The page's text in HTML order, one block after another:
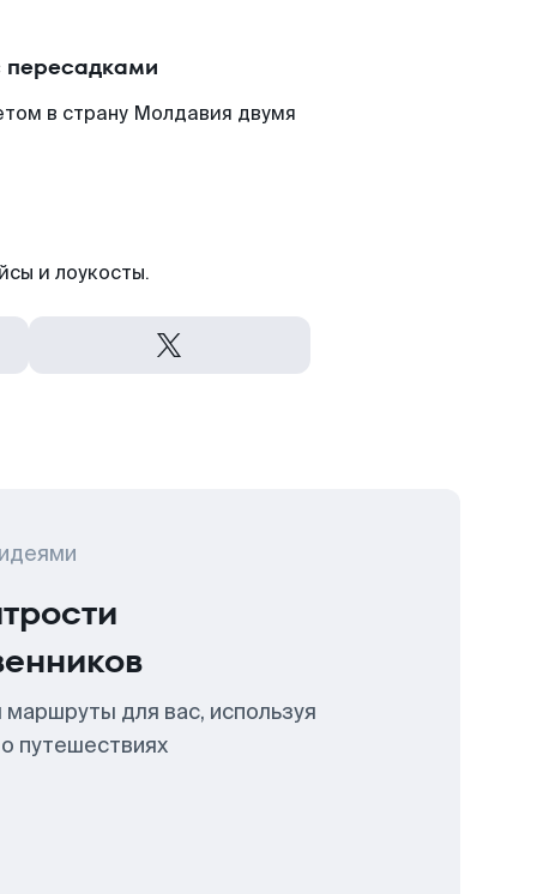
пересадками
в страну Молдавия двумя
и лоукосты.
для вас, используя
путешествиях